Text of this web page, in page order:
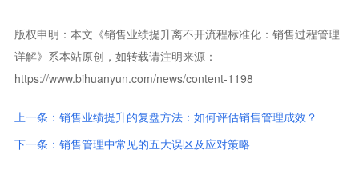
版权申明：本文《销售业绩提升离不开流程标准化：销售过程管理
详解》系本站原创，如转载请注明来源：
https://www.bihuanyun.com/news/content-1198
上一条：销售业绩提升的复盘方法：如何评估销售管理成效？
下一条：销售管理中常见的五大误区及应对策略